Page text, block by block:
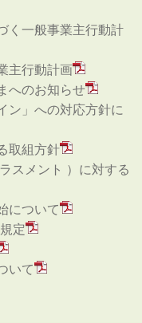
く一般事業主行動計
主行動計画
へのお知らせ
ン」への対応方針に
取組方針
スメント ）に対する
について
定
いて